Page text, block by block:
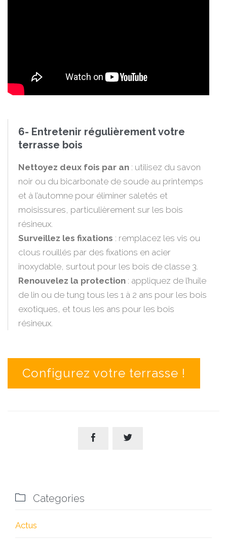
6- Entretenir régulièrement votre
terrasse bois
Nettoyez deux fois par an : utilisez du savon
noir ou du bicarbonate de soude au printemps
et à l’automne pour éliminer saletés et
moisissures, particulièrement sur les bois
résineux.
Surveillez les fixations : remplacez les vis ou
clous rouillés par des fixations en acier
inoxydable, surtout pour les bois de classe 3.
Renouvelez la protection : appliquez de l’huile
de lin ou de tung tous les 1 à 2 ans pour les bois
exotiques, et tous les ans pour les bois
résineux.
Configurez votre terrasse !
 
 Categories
Actus